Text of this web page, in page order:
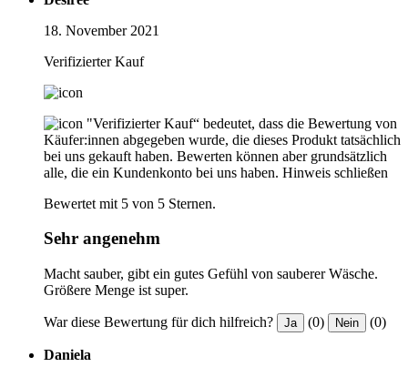
18. November 2021
Verifizierter Kauf
"Verifizierter Kauf“ bedeutet, dass die Bewertung von
Käufer:innen abgegeben wurde, die dieses Produkt tatsächlich
bei uns gekauft haben. Bewerten können aber grundsätzlich
alle, die ein Kundenkonto bei uns haben. Hinweis schließen
Bewertet mit 5 von 5 Sternen.
Sehr angenehm
Macht sauber, gibt ein gutes Gefühl von sauberer Wäsche.
Größere Menge ist super.
War diese Bewertung für dich hilfreich? Ja (0) Nein (0)
Daniela